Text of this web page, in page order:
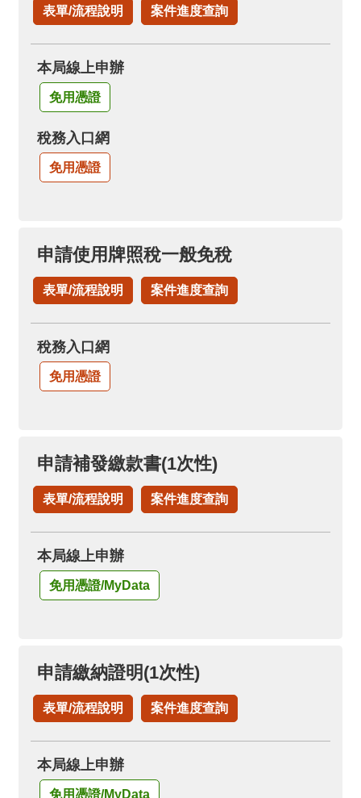
表單/流程說明 案件進度查詢
本局線上申辦
免用憑證
稅務入口網
免用憑證
申請使用牌照稅一般免稅
表單/流程說明 案件進度查詢
稅務入口網
免用憑證
申請補發繳款書(1次性)
表單/流程說明 案件進度查詢
本局線上申辦
免用憑證/MyData
申請繳納證明(1次性)
表單/流程說明 案件進度查詢
本局線上申辦
免用憑證/MyData